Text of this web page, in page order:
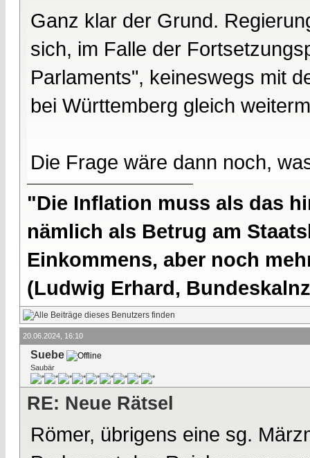
Ganz klar der Grund.
sich, im Falle der
Parlaments", keineswegs mit
bei Württemberg gleich
Die Frage wäre dann noch,
"Die Inflation muss als das
nämlich als Betrug am
Einkommens, aber noch
(Ludwig Erhard,
20.06.2024, 16:10
Suebe
Saubär
RE: Neue Rätsel
Römer, übrigens eine sg.